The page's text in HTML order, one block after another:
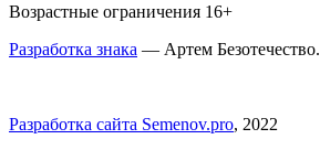
Возрастные ограничения 16+
Разработка знака — Артем Безотечество.
Разработка сайта Semenov.pro, 2022